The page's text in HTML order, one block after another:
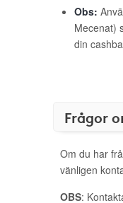
Obs:
Mecenat)
din
Frågor
Om du har
vänligen
OBS: